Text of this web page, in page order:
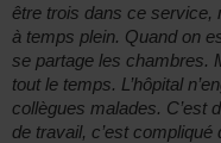
être trois dans ce service,
à temps plein. Quand on
se partage les chambres.
tout le temps. L’hôpital
collègues malades. C’est
de travail, c’est